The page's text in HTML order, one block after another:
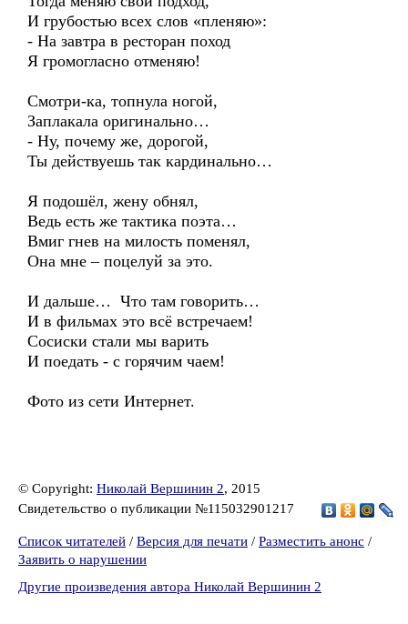
И грубостью всех слов «пленяю»:
- На завтра в ресторан поход
Я громогласно отменяю!
Смотри-ка, топнула ногой,
Заплакала оригинально…
- Ну, почему же, дорогой,
Ты действуешь так кардинально…
Я подошёл, жену обнял,
Ведь есть же тактика поэта…
Вмиг гнев на милость поменял,
Она мне – поцелуй за это.
И дальше… Что там говорить…
И в фильмах это всё встречаем!
Сосиски стали мы варить
И поедать - с горячим чаем!
Фото из сети Интернет.
© Copyright: Николай Вершинин 2, 2015
Свидетельство о публикации №115032901217
Список читателей / Версия для печати / Разместить анонс /
Заявить о нарушении
Другие произведения автора Николай Вершинин 2